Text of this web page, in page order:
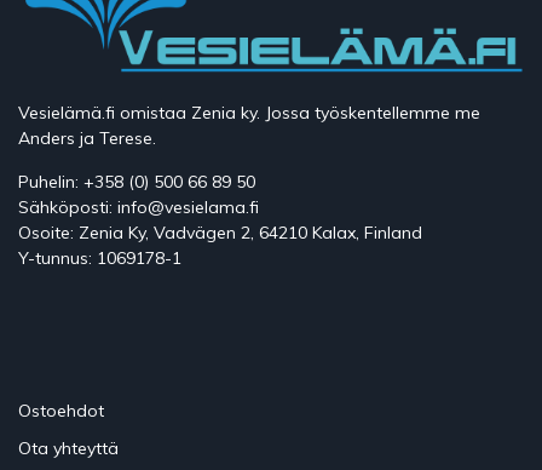
Vesielämä.fi omistaa Zenia ky. Jossa työskentellemme me
Anders ja Terese.
Puhelin: +358 (0) 500 66 89 50
Sähköposti: info@vesielama.fi
Osoite: Zenia Ky, Vadvägen 2, 64210 Kalax, Finland
Y-tunnus: 1069178-1
Ostoehdot
Ota yhteyttä